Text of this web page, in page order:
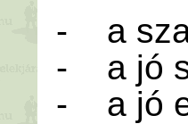
- a
- a jó
- a jó